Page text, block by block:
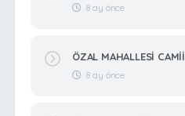
8 ay önce
ÖZAL MAHALLESİ CAMİİ
8 ay önce